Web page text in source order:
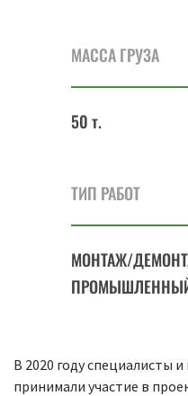
МАССА ГРУЗА
50 т.
ТИП РАБОТ
МОНТАЖ/
В 2020 году специалисты
принимали участие в